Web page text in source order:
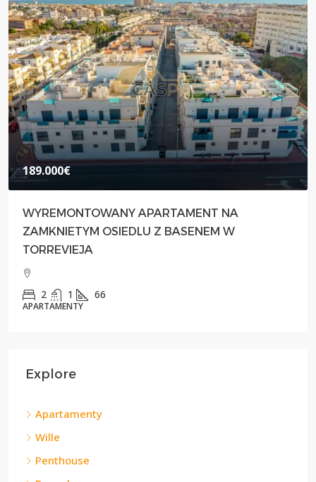
189.000€
WYREMONTOWANY APARTAMENT NA
ZAMKNIETYM OSIEDLU Z BASENEM W
TORREVIEJA
2 1 66
APARTAMENTY
Explore
Apartamenty
Wille
Penthouse